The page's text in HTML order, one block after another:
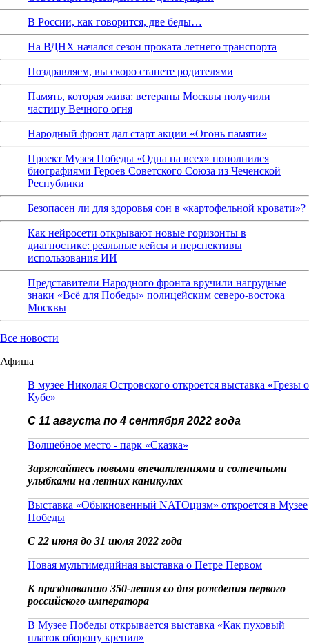
В России, как говорится, две беды…
На ВДНХ начался сезон проката летнего транспорта
Поздравляем, вы скоро станете родителями
Память, которая жива: ветераны Москвы получили
частицу Вечного огня
Народный фронт дал старт акции «Огонь памяти»
Проект Музея Победы «Одна на всех» пополнился
биографиями Героев Советского Союза из Чеченской
Республики
Безопасен ли для здоровья сон в «картофельной кровати»?
Как нейросети открывают новые горизонты в
диагностике: реальные кейсы и перспективы
использования ИИ
Представители Народного фронта вручили нагрудные
знаки «Всё для Победы» полицейским северо-востока
Москвы
Все новости
Афиша
В музее Николая Островского откроется выставка «Грезы о
Кубе»
С 11 августа по 4 сентября 2022 года
Волшебное место - парк «Сказка»
Заряжайтесь новыми впечатлениями и солнечными
улыбками на летних каникулах
Выставка «Обыкновенный NATOцизм» откроется в Музее
Победы
С 22 июня до 31 июля 2022 года
Новая мультимедийная выставка о Петре Первом
К празднованию 350-летия со дня рождения первого
российского императора
В Музее Победы открывается выставка «Как пуховый
платок оборону крепил»